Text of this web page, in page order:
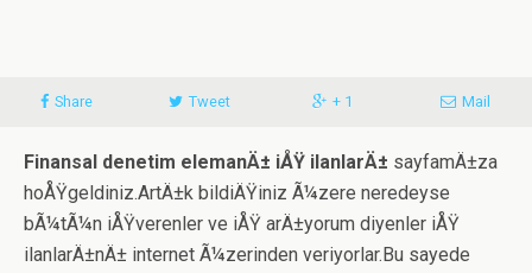
Share Tweet + 1 Mail
Finansal denetim elemanÄ± iÅŸ ilanlarÄ± sayfamÄ±za
hoÅŸgeldiniz.ArtÄ±k bildiÄŸiniz Ã¼zere neredeyse
bÃ¼tÃ¼n iÅŸverenler ve iÅŸ arÄ±yorum diyenler iÅŸ
ilanlarÄ±nÄ± internet Ã¼zerinden veriyorlar.Bu sayede